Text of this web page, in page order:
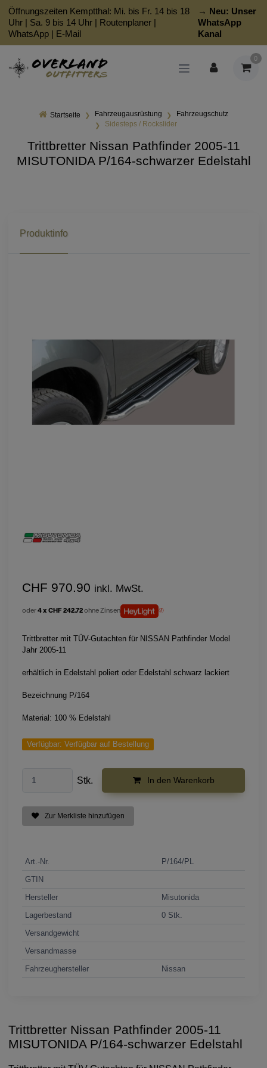
Öffnungszeiten Kemptthal: Mi. bis Fr. 14 bis 18
Uhr | Sa. 9 bis 14 Uhr | Routenplaner |
WhatsApp | E-Mail
→ Neu: Unser
WhatsApp
Kanal
0
Startseite Fahrzeugausrüstung
Fahrzeugschutz
Sidesteps / Rockslider
Trittbretter Nissan Pathfinder 2005-11
MISUTONIDA P/164-schwarzer Edelstahl
Produktinfo
CHF 970.90 inkl. MwSt.
oder4 x CHF 242.72ohne Zinsen
Trittbretter mit TÜV-Gutachten für NISSAN Pathfinder Model
Jahr 2005-11
erhältlich in Edelstahl poliert oder Edelstahl schwarz lackiert
Bezeichnung P/164
Material: 100 % Edelstahl
Verfügbar: Verfügbar auf Bestellung
Stk. In den Warenkorb
Zur Merkliste hinzufügen
Art.-Nr.
P/164/PL
GTIN
Hersteller
Misutonida
Lagerbestand
0 Stk.
Versandgewicht
Versandmasse
Fahrzeughersteller
Nissan
Trittbretter Nissan Pathfinder 2005-11
MISUTONIDA P/164-schwarzer Edelstahl